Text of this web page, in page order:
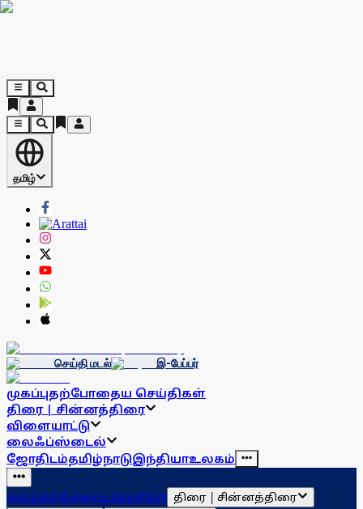
தமிழ்
செய்தி மடல் இ-பேப்பர்
முகப்புதற்போதைய செய்திகள்
திரை | சின்னத்திரை
விளையாட்டு
லைஃப்ஸ்டைல்
ஜோதிடம்தமிழ்நாடுஇந்தியாஉலகம்
முகப்புதற்போதைய செய்திகள் திரை | சின்னத்திரை